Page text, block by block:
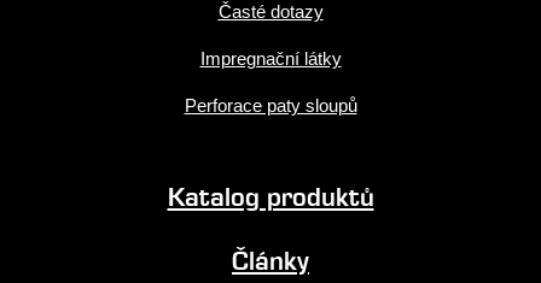
Časté dotazy
Impregnační látky
Perforace paty sloupů
Katalog produktů
Články